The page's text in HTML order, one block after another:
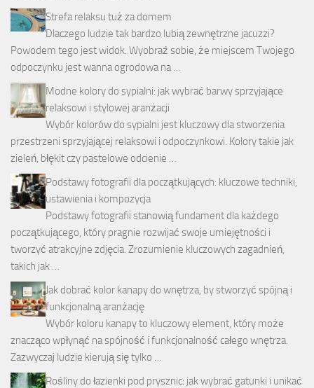
Strefa relaksu tuż za domem
Dlaczego ludzie tak bardzo lubią zewnętrzne jacuzzi?
Powodem tego jest widok. Wyobraź sobie, że miejscem Twojego
odpoczynku jest wanna ogrodowa na …
Modne kolory do sypialni: jak wybrać barwy sprzyjające
relaksowi i stylowej aranżacji
Wybór kolorów do sypialni jest kluczowy dla stworzenia
przestrzeni sprzyjającej relaksowi i odpoczynkowi. Kolory takie jak
zieleń, błękit czy pastelowe odcienie …
Podstawy fotografii dla początkujących: kluczowe techniki,
ustawienia i kompozycja
Podstawy fotografii stanowią fundament dla każdego
początkującego, który pragnie rozwijać swoje umiejętności i
tworzyć atrakcyjne zdjęcia. Zrozumienie kluczowych zagadnień,
takich jak …
Jak dobrać kolor kanapy do wnętrza, by stworzyć spójną i
funkcjonalną aranżację
Wybór koloru kanapy to kluczowy element, który może
znacząco wpłynąć na spójność i funkcjonalność całego wnętrza.
Zazwyczaj ludzie kierują się tylko …
Rośliny do łazienki pod prysznic: jak wybrać gatunki i unikać